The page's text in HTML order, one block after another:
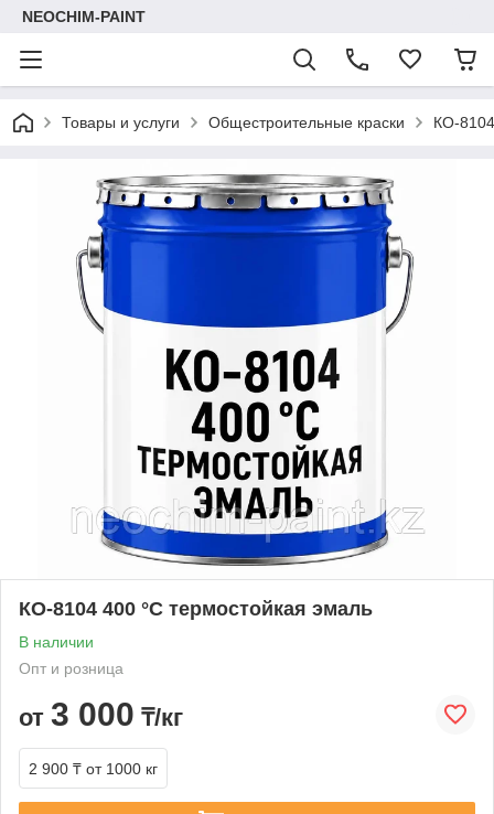
NEOCHIM-PAINT
Товары и услуги Общестроительные краски КО-
КО-8104 400 °C термостойкая эмаль
В наличии
Опт и розница
от 3 000 ₸/кг
2 900 ₸ от 1000 кг